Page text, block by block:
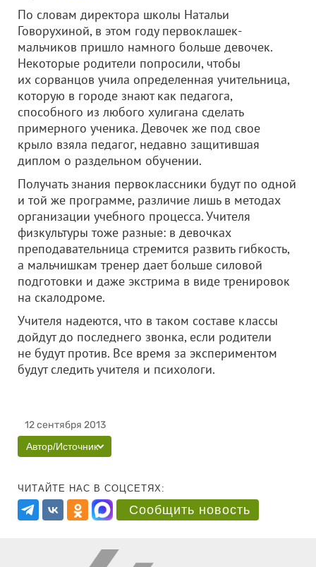
По словам директора школы Натальи
Говорухиной, в этом году первоклашек-
мальчиков пришло намного больше девочек.
Некоторые родители попросили, чтобы
их сорванцов учила определенная учительница,
которую в городе знают как педагога,
способного из любого хулигана сделать
примерного ученика. Девочек же под свое
крыло взяла педагог, недавно защитившая
диплом о раздельном обучении.
Получать знания первоклассники будут по одной
и той же программе, различие лишь в методах
организации учебного процесса. Учителя
физкультуры тоже разные: в девочках
преподавательница стремится развить гибкость,
а мальчишкам тренер дает больше силовой
подготовки и даже экстрима в виде тренировок
на скалодроме.
Учителя надеются, что в таком составе классы
дойдут до последнего звонка, если родители
не будут против. Все время за экспериментом
будут следить учителя и психологи.
12 сентября 2013
Автор/Источник
ЧИТАЙТЕ НАС В СОЦСЕТЯХ:
Сообщить новость